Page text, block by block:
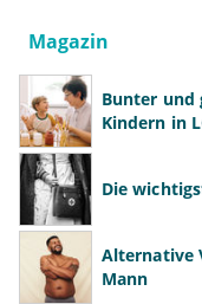
Magazin
Bunter und
Kindern in
Die
Alternative
Mann